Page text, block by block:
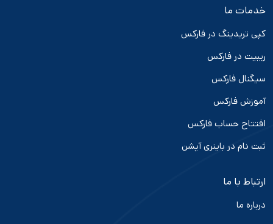
خدمات ما
کپی تریدینگ در فارکس
ریبیت در فارکس
سیگنال فارکس
آموزش فارکس
افتتاح حساب فارکس
ثبت نام در باینری آپشن
ارتباط با ما
درباره ما